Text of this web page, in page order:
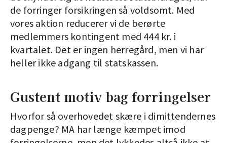
de forringer forsikringen så voldsomt. Med
vores aktion reducerer vi de berørte
medlemmers kontingent med 444 kr. i
kvartalet. Det er ingen herregård, men vi har
heller ikke adgang til statskassen.
Gustent motiv bag forringelser
Hvorfor så overhovedet skære i dimittendernes
dagpenge? MA har længe kæmpet imod